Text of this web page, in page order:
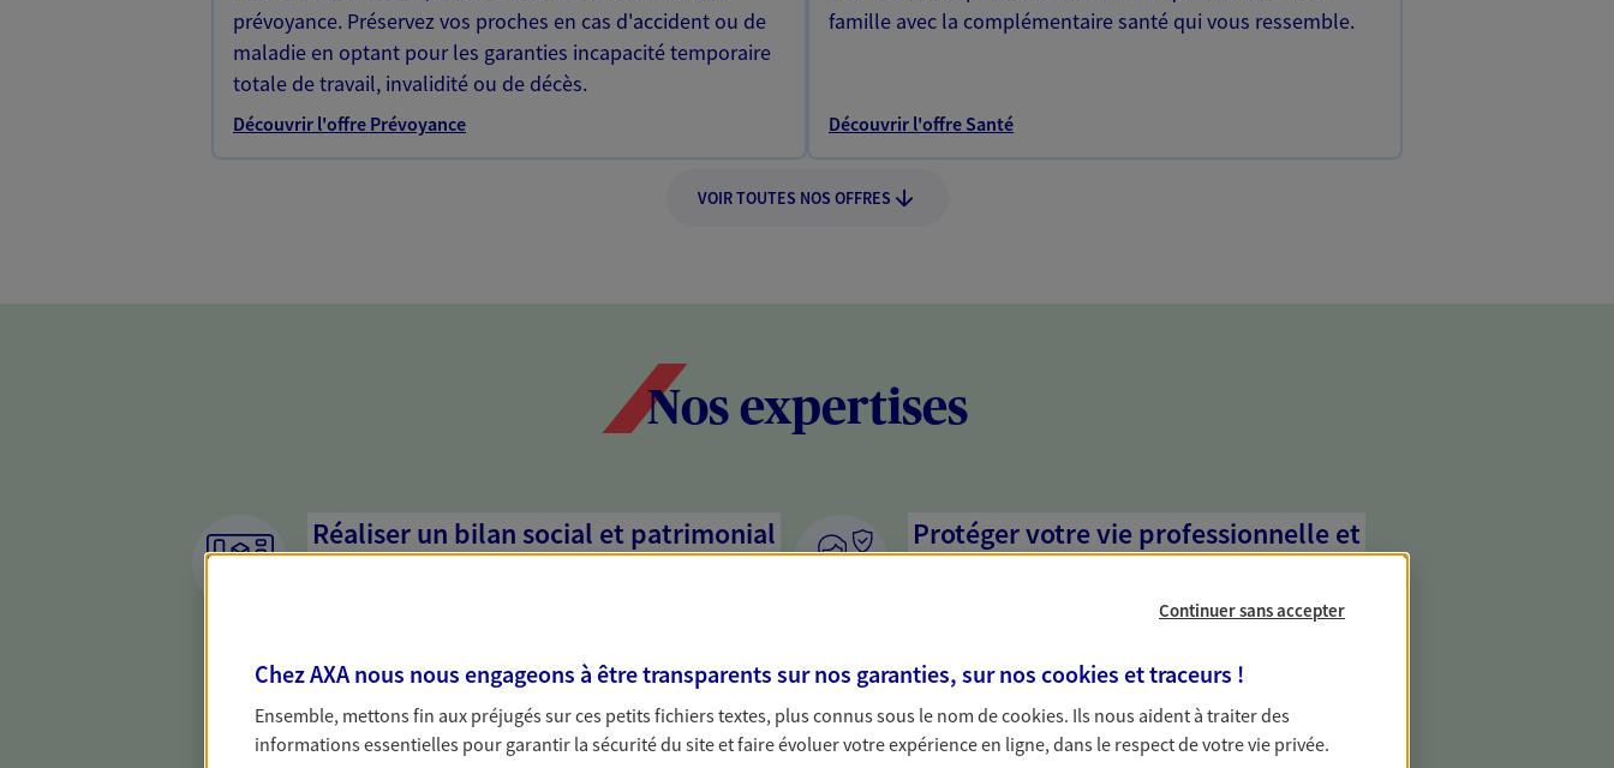
prévoyance. Préservez vos proches en cas d'accident ou de
maladie en optant pour les garanties incapacité temporaire
totale de travail, invalidité ou de décès.
Découvrir l'offre Prévoyance
famille avec la complémentaire santé qui vous ressemble.
Découvrir l'offre Santé
VOIR TOUTES NOS OFFRES
Nos expertises
Réaliser un bilan social et patrimonial
dresser un bilan complet de votre situation. Une analyse
solide pour vous formuler des conseils cohérents avec vos
besoins.
Protéger votre vie professionnelle et
Nous sommes à votre écoute pour vous proposer des
activité, mais aussi les risques liés à votre vie privée. Un seul
interlocuteur pour tous vos besoins, ça change tout.
Continuer sans accepter
Chez AXA nous nous engageons à être transparents sur nos garanties, sur nos cookies et traceurs !
Ensemble, mettons fin aux préjugés sur ces petits fichiers textes, plus connus sous le nom decookies. Ils nous aident à traiter des
informations essentielles pour garantir la sécurité du site et faire évoluer votre expérience en ligne, dans le respect de votre vie privée.